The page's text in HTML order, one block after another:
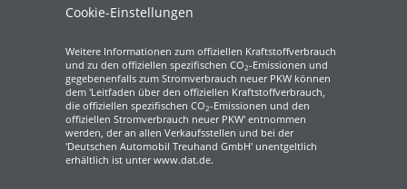
Cookie-Einstellungen
Weitere Informationen zum offiziellen Kraftstoffverbrauch
und zu den offiziellen spezifischen CO2-Emissionen und
gegebenenfalls zum Stromverbrauch neuer PKW können
dem 'Leitfaden über den offiziellen Kraftstoffverbrauch,
die offiziellen spezifischen CO2-Emissionen und den
offiziellen Stromverbrauch neuer PKW' entnommen
werden, der an allen Verkaufsstellen und bei der
'Deutschen Automobil Treuhand GmbH' unentgeltlich
erhältlich ist unter www.dat.de.